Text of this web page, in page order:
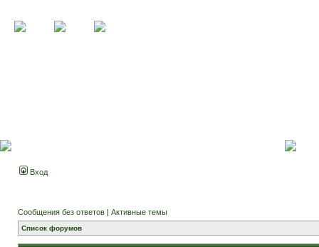
Вход
Сообщения без ответов | Активные темы
Список форумов